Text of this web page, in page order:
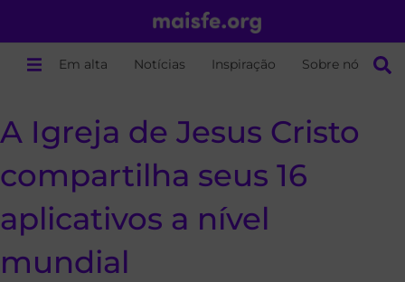
Em alta Notícias Inspiração Sobre nós
A Igreja de Jesus Cristo
compartilha seus 16
aplicativos a nível
mundial